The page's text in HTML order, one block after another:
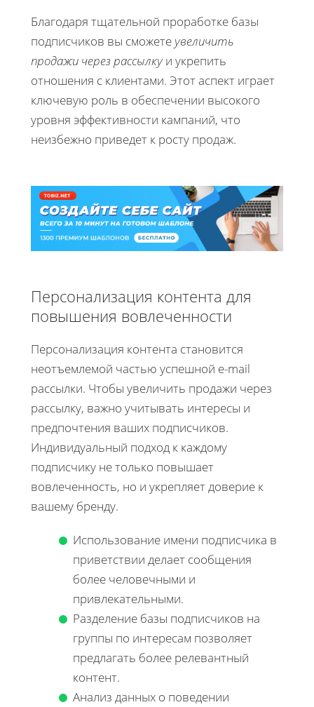
Благодаря тщательной проработке базы
подписчиков вы сможете увеличить
продажи через рассылкуи укрепить
отношения с клиентами. Этот аспект играет
ключевую роль в обеспечении высокого
уровня эффективности кампаний, что
неизбежно приведет к росту продаж.
Персонализация контента для
повышения вовлеченности
Персонализация контента становится
неотъемлемой частью успешной e-mail
рассылки. Чтобы увеличить продажи через
рассылку, важно учитывать интересы и
предпочтения ваших подписчиков.
Индивидуальный подход к каждому
подписчику не только повышает
вовлеченность, но и укрепляет доверие к
вашему бренду.
Использование имени подписчика в
приветствии делает сообщения
более человечными и
привлекательными.
Разделение базы подписчиков на
группы по интересам позволяет
предлагать более релевантный
контент.
Анализ данных о поведении